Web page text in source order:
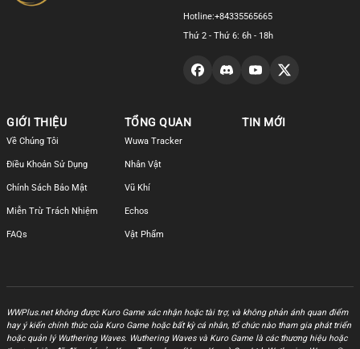
Hotline:+84335565665
Thứ 2 - Thứ 6: 6h - 18h
GIỚI THIỆU
Về Chúng Tôi
Điều Khoản Sử Dụng
Chính Sách Bảo Mật
Miễn Trừ Trách Nhiệm
FAQs
TỔNG QUAN
Wuwa Tracker
Nhân Vật
Vũ Khí
Echos
Vật Phẩm
TIN MỚI
WWPlus.net không được Kuro Game xác nhận hoặc tài trợ, và không phản ánh quan điểm
hay ý kiến chính thức của Kuro Game hoặc bất kỳ cá nhân, tổ chức nào tham gia phát triển
hoặc quản lý Wuthering Waves. Wuthering Waves và Kuro Game là các thương hiệu hoặc